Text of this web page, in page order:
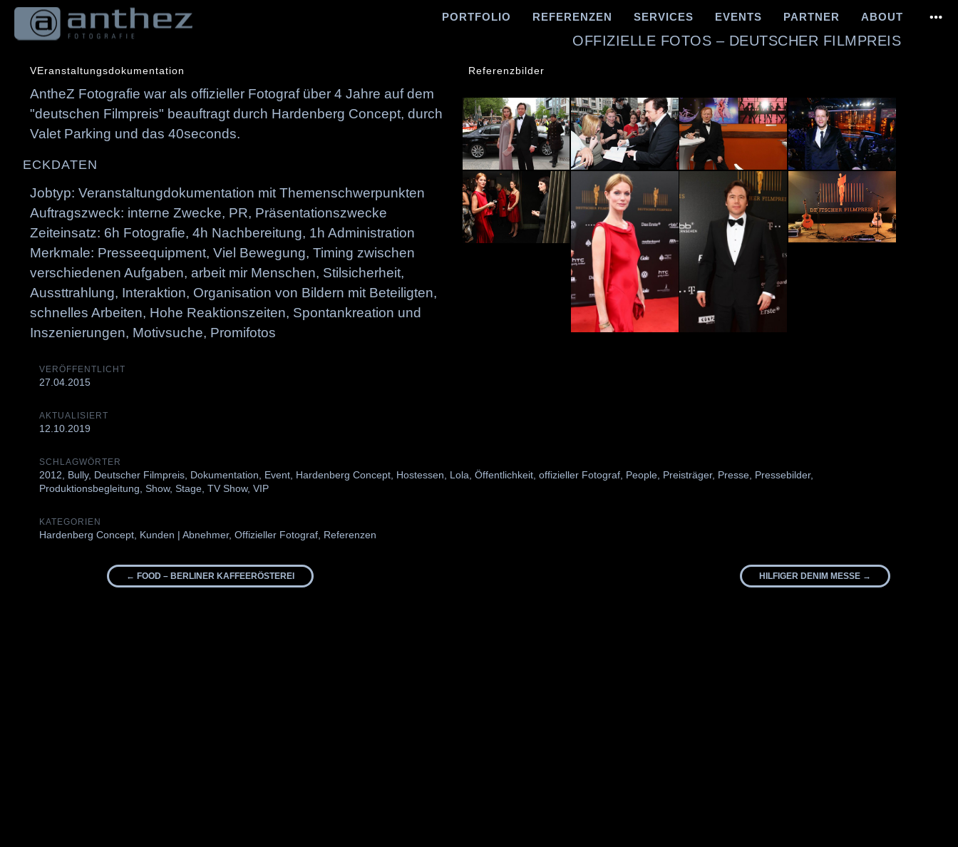
Springe
zum
OFFIZIELLE FOTOS – DEUTSCHER FILMPREIS
PORTFOLIO REFERENZEN SERVICES EVENTS PARTNER ABOUT
VEranstaltungsdokumentation
AntheZ Fotografie war als offizieller Fotograf über 4 Jahre auf dem
"deutschen Filmpreis" beauftragt durch Hardenberg Concept, durch
Valet Parking und das 40seconds.
ECKDATEN
Jobtyp: Veranstaltungdokumentation mit Themenschwerpunkten
Auftragszweck: interne Zwecke, PR, Präsentationszwecke
Zeiteinsatz: 6h Fotografie, 4h Nachbereitung, 1h Administration
Merkmale: Presseequipment, Viel Bewegung, Timing zwischen
verschiedenen Aufgaben, arbeit mir Menschen, Stilsicherheit,
Aussttrahlung, Interaktion, Organisation von Bildern mit Beteiligten,
schnelles Arbeiten, Hohe Reaktionszeiten, Spontankreation und
Inszenierungen, Motivsuche, Promifotos
Referenzbilder
VERÖFFENTLICHT
27.04.2015
AKTUALISIERT
12.10.2019
SCHLAGWÖRTER
2012 Bully, Deutscher Filmpreis Dokumentation Event Hardenberg Concept Hostessen Lola Öffentlichkeit offizieller Fotograf People Preisträger, Presse Pressebilder,
Produktionsbegleitung Show, Stage TV Show, VIP
KATEGORIEN
Hardenberg Concept Kunden | Abnehmer, Offizieller Fotograf Referenzen
← FOOD – BERLINER KAFFEERÖSTEREI HILFIGER DENIM MESSE →